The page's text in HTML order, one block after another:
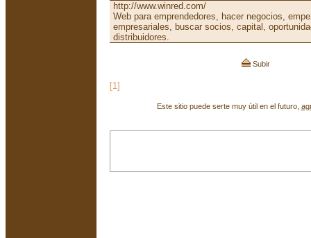
http://www.winred.com/
Web para emprendedores, hacer negocios,
empresariales, buscar socios, capital,
distribuidores.
Subir
[1]
Este sitio puede serte muy útil en el futuro,